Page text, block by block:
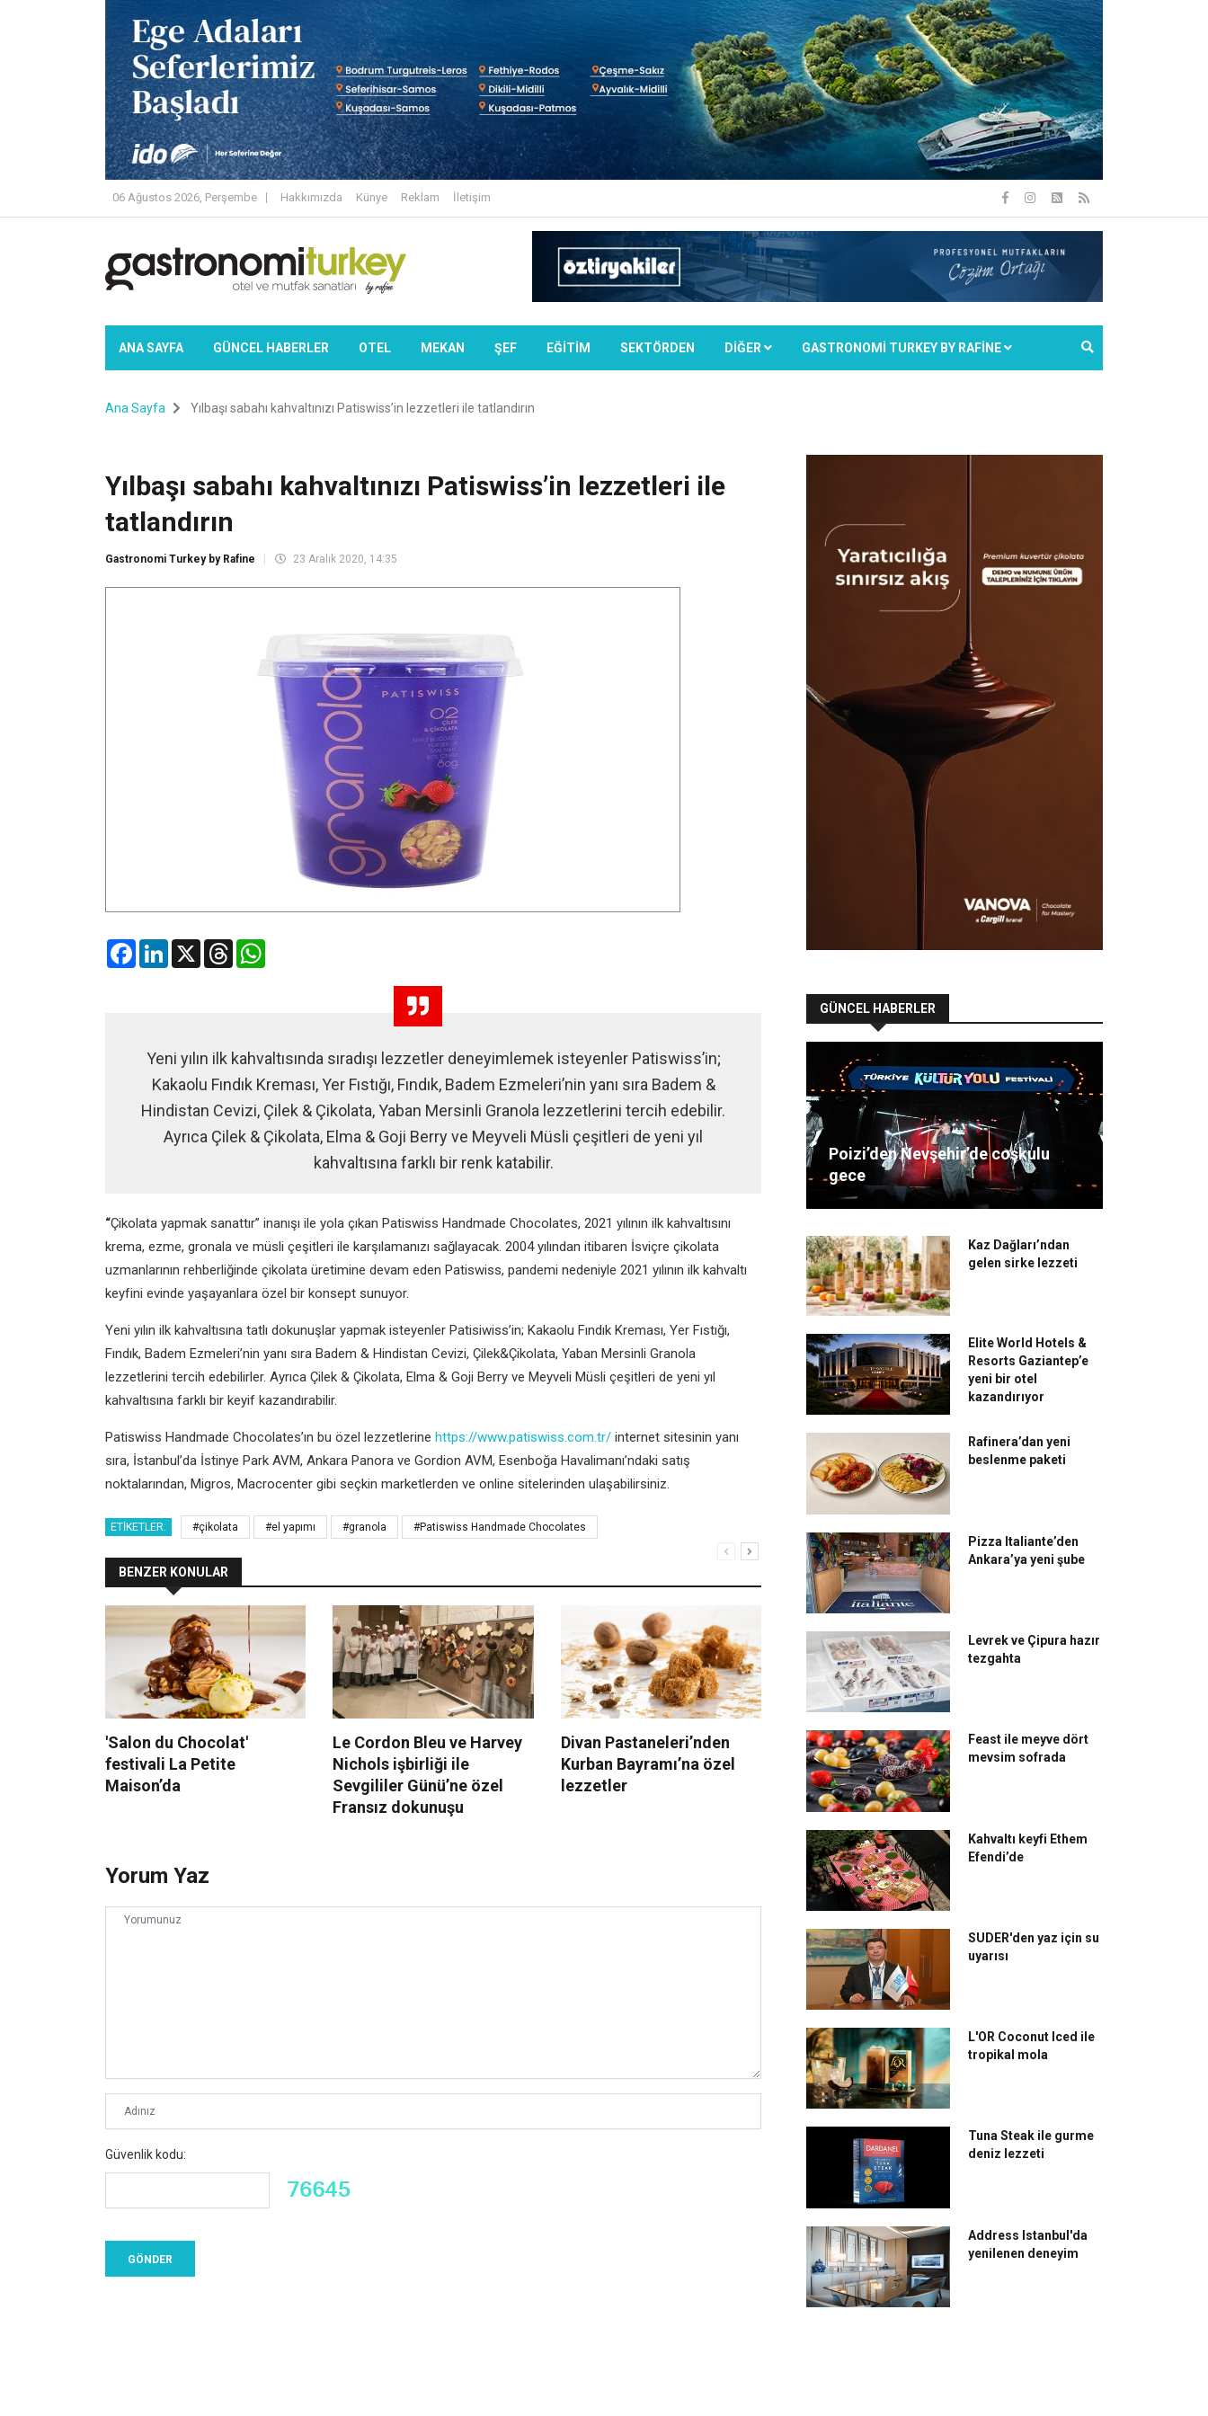
06 Ağustos 2026, Perşembe Hakkımızda Künye Reklam İletişim
ANA SAYFA GÜNCEL HABERLER OTEL MEKAN ŞEF EĞİTİM SEKTÖRDEN DIĞER GASTRONOMİ TURKEY BY RAFİNE
Ana Sayfa Yılbaşı sabahı kahvaltınızı Patiswiss’in lezzetleri ile tatlandırın
Yılbaşı sabahı kahvaltınızı Patiswiss’in lezzetleri ile
tatlandırın
Gastronomi Turkey by Rafine 23 Aralık 2020, 14:35
FacebookLinkedIn
X Threads
Yeni yılın ilk kahvaltısında sıradışı lezzetler deneyimlemek isteyenler Patiswiss’in;
Kakaolu Fındık Kreması, Yer Fıstığı, Fındık, Badem Ezmeleri’nin yanı sıra Badem &
Hindistan Cevizi, Çilek & Çikolata, Yaban Mersinli Granola lezzetlerini tercih edebilir.
Ayrıca Çilek & Çikolata, Elma & Goji Berry ve Meyveli Müsli çeşitleri de yeni yıl
kahvaltısına farklı bir renk katabilir.
“Çikolata yapmak sanattır” inanışı ile yola çıkan Patiswiss Handmade Chocolates, 2021 yılının ilk kahvaltısını
krema, ezme, gronala ve müsli çeşitleri ile karşılamanızı sağlayacak. 2004 yılından itibaren İsviçre çikolata
uzmanlarının rehberliğinde çikolata üretimine devam eden Patiswiss, pandemi nedeniyle 2021 yılının ilk kahvaltı
keyfini evinde yaşayanlara özel bir konsept sunuyor.
Yeni yılın ilk kahvaltısına tatlı dokunuşlar yapmak isteyenler Patisiwiss’in; Kakaolu Fındık Kreması, Yer Fıstığı,
Fındık, Badem Ezmeleri’nin yanı sıra Badem & Hindistan Cevizi, Çilek&Çikolata, Yaban Mersinli Granola
lezzetlerini tercih edebilirler. Ayrıca Çilek & Çikolata, Elma & Goji Berry ve Meyveli Müsli çeşitleri de yeni yıl
kahvaltısına farklı bir keyif kazandırabilir.
Patiswiss Handmade Chocolates’ın bu özel lezzetlerine https://www.patiswiss.com.tr/ internet sitesinin yanı
sıra, İstanbul’da İstinye Park AVM, Ankara Panora ve Gordion AVM, Esenboğa Havalimanı’ndaki satış
noktalarından, Migros, Macrocenter gibi seçkin marketlerden ve online sitelerinden ulaşabilirsiniz.
ETIKETLER: #çikolata #el yapımı #granola #Patiswiss Handmade Chocolates
BENZER KONULAR
'Salon du Chocolat'
festivali La Petite
Maison’da
Le Cordon Bleu ve Harvey
Nichols işbirliği ile
Sevgililer Günü’ne özel
Fransız dokunuşu
Divan Pastaneleri’nden
Kurban Bayramı’na özel
lezzetler
Divan Pastaneleri klasik
çizgisini başarıyla
geleceğe taşıyor
S2000 Mutfak yurtdışı
projeleriyle beğeni
Yorum Yaz
Güvenlik kodu:
GÜNCEL HABERLER
Poizi’den Nevşehir’de coşkulu
gece
Kaz Dağları’ndan
gelen sirke lezzeti
Elite World Hotels &
Resorts Gaziantep’e
yeni bir otel
kazandırıyor
Rafinera’dan yeni
beslenme paketi
Pizza Italiante’den
Ankara’ya yeni şube
Levrek ve Çipura hazır
tezgahta
Feast ile meyve dört
mevsim sofrada
Kahvaltı keyfi Ethem
Efendi’de
SUDER'den yaz için su
uyarısı
L'OR Coconut Iced ile
tropikal mola
Tuna Steak ile gurme
deniz lezzeti
Address Istanbul'da
yenilenen deneyim